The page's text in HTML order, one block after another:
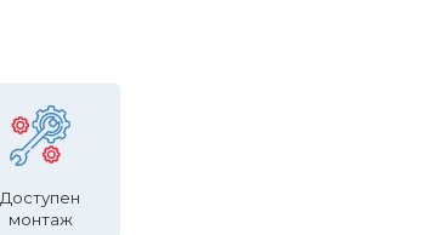
Доступен
монтаж